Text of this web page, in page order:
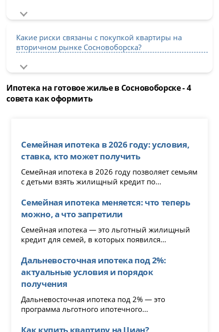
Какие риски связаны с покупкой квартиры на
вторичном рынке Сосновоборска?
Ипотека на готовое жилье в Сосновоборске - 4
совета как оформить
Семейная ипотека в 2026 году: условия,
ставка, кто может получить
Семейная ипотека в 2026 году позволяет семьям
с детьми взять жилищный кредит по...
Семейная ипотека меняется: что теперь
можно, а что запретили
Семейная ипотека — это льготный жилищный
кредит для семей, в которых появился...
Дальневосточная ипотека под 2%:
актуальные условия и порядок
получения
Дальневосточная ипотека под 2% — это
программа льготного ипотечного...
Как купить квартиру на Циан?